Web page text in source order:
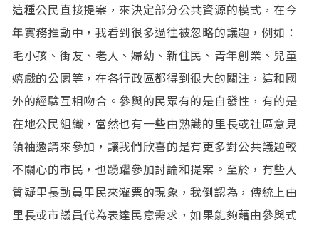
這種公民直接提案，來決定部分公共資源的模式，在今
年實務推動中，我看到很多過往被忽略的議題，例如：
毛小孩、街友、老人、婦幼、新住民、青年創業、兒童
嬉戲的公園等，在各行政區都得到很大的關注，這和國
外的經驗互相吻合。參與的民眾有的是自發性，有的是
在地公民組織，當然也有一些由熟識的里長或社區意見
領袖邀請來參加，讓我們欣喜的是有更多對公共議題較
不關心的市民，也踴躍參加討論和提案。至於，有些人
質疑里長動員里民來灌票的現象，我倒認為，傳統上由
里長或市議員代為表達民意需求，如果能夠藉由參與式